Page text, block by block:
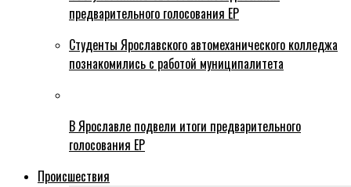
предварительного голосования ЕР
Студенты Ярославского автомеханического колледжа
познакомились с работой муниципалитета
В Ярославле подвели итоги предварительного
голосования ЕР
Происшествия